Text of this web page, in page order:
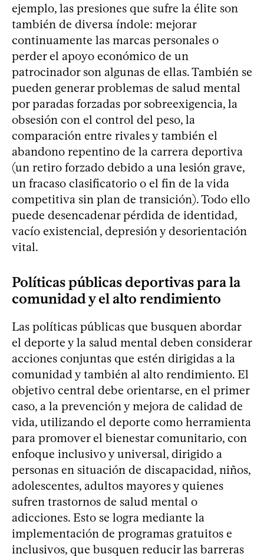
ejemplo, las presiones que sufre la élite son
también de diversa índole: mejorar
continuamente las marcas personales o
perder el apoyo económico de un
patrocinador son algunas de ellas. También se
pueden generar problemas de salud mental
por paradas forzadas por sobreexigencia, la
obsesión con el control del peso, la
comparación entre rivales y también el
abandono repentino de la carrera deportiva
(un retiro forzado debido a una lesión grave,
un fracaso clasificatorio o el fin de la vida
competitiva sin plan de transición). Todo ello
puede desencadenar pérdida de identidad,
vacío existencial, depresión y desorientación
vital.
Políticas públicas deportivas para la
comunidad y el alto rendimiento
Las políticas públicas que busquen abordar
el deporte y la salud mental deben considerar
acciones conjuntas que estén dirigidas a la
comunidad y también al alto rendimiento. El
objetivo central debe orientarse, en el primer
caso, a la prevención y mejora de calidad de
vida, utilizando el deporte como herramienta
para promover el bienestar comunitario, con
enfoque inclusivo y universal, dirigido a
personas en situación de discapacidad, niños,
adolescentes, adultos mayores y quienes
sufren trastornos de salud mental o
adicciones. Esto se logra mediante la
implementación de programas gratuitos e
inclusivos, que busquen reducir las barreras